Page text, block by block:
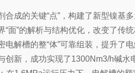
合成的关键“点”，构建了新型镍基
面”的解析与结构优化， 改变了传
电解槽的整“体”可靠组装，提升了
创新，成功实现了1300Nm3/h碱